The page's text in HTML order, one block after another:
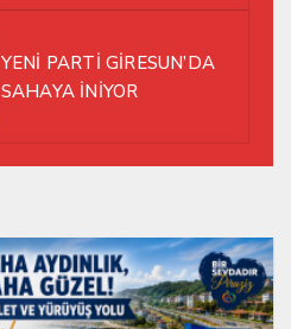
YENİ PARTİ GİRESUN’DA
SAHAYA İNİYOR